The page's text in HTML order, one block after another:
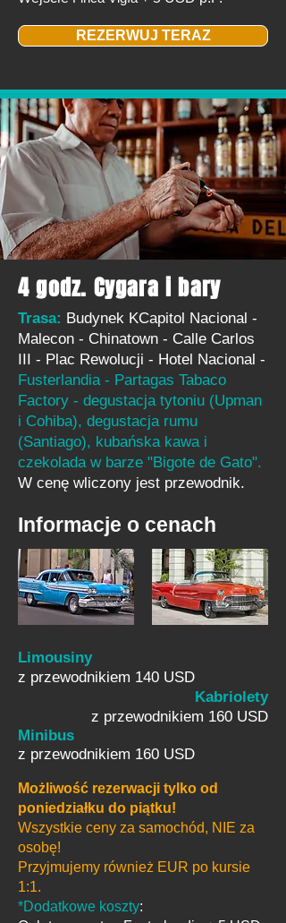
REZERWUJ TERAZ
4 godz. Cygara i bary
Trasa: Budynek KCapitol Nacional -
Malecon - Chinatown - Calle Carlos
III - Plac Rewolucji - Hotel Nacional -
Fusterlandia - Partagas Tabaco
Factory - degustacja tytoniu (Upman
i Cohiba), degustacja rumu
(Santiago), kubańska kawa i
czekolada w barze "Bigote de Gato".
W cenę wliczony jest przewodnik.
Informacje o cenach
Limousiny
z przewodnikiem 140 USD
Kabriolety
z przewodnikiem 160 USD
Minibus
z przewodnikiem 160 USD
Możliwość rezerwacji tylko od
poniedziałku do piątku!
Wszystkie ceny za samochód, NIE za
osobę!
Przyjmujemy również EUR po kursie
1:1.
*Dodatkowe koszty: